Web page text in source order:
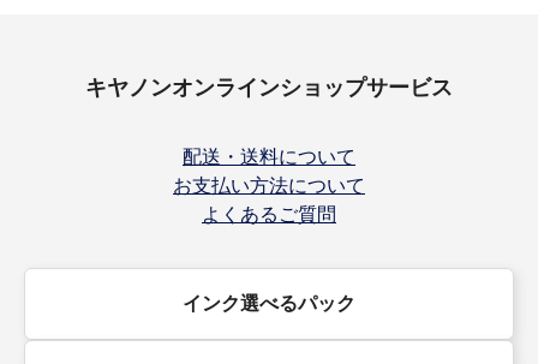
キヤノンオンラインショップサービス
配送・送料について
お支払い方法について
よくあるご質問
インク選べるパック